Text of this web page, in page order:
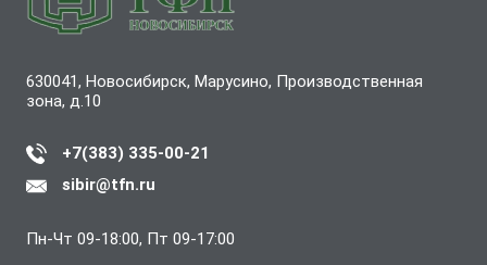
630041, Новосибирск, Марусино, Производственная
зона, д.10
+7(383) 335-00-21
sibir@tfn.ru
Пн-Чт 09-18:00, Пт 09-17:00